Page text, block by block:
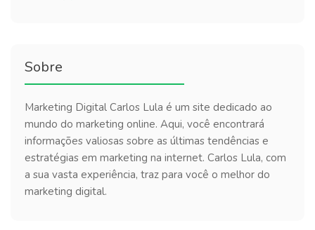
Sobre
Marketing Digital Carlos Lula é um site dedicado ao
mundo do marketing online. Aqui, você encontrará
informações valiosas sobre as últimas tendências e
estratégias em marketing na internet. Carlos Lula, com
a sua vasta experiência, traz para você o melhor do
marketing digital.